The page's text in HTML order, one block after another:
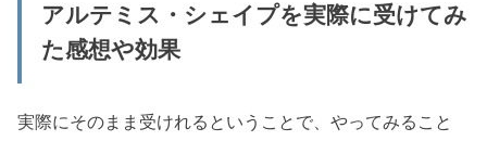
アルテミス・シェイプを実際に受けてみ
た感想や効果
実際にそのまま受けれるということで、やってみること